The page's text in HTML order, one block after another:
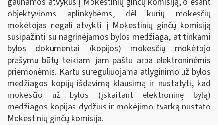
objektyvioms aplinkybėms, dėl kurių mokesčių
mokėtojas negali atvykti į Mokestinių ginčų komisiją
susipažinti su nagrinėjamos bylos medžiaga, atitinkami
bylos dokumentai (kopijos) mokesčių mokėtojo
prašymu būtų teikiami jam paštu arba elektroninėmis
priemonėmis. Kartu sureguliuojama atlyginimo už bylos
medžiagos kopijų išdavimą klausimą ir nustatyti, kad
mokesčio už bylos (įskaitant elektroninę bylą)
medžiagos kopijas dydžius ir mokėjimo tvarką nustato
Mokestinių ginčų komisija.